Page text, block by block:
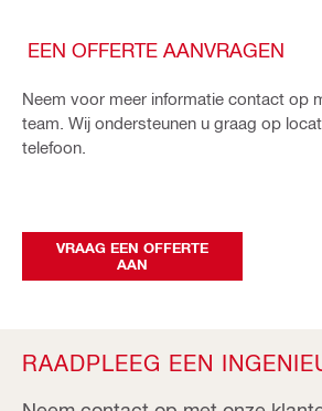
EEN OFFERTE AANVRAGEN
Neem voor meer informatie contact op
team. Wij ondersteunen u graag op
telefoon.
VRAAG EEN OFFERTE
AAN
RAADPLEEG EEN